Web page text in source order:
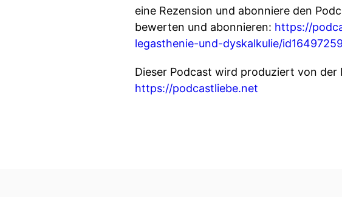
eine Rezension und abonniere den
bewerten und abonnieren: https://
legasthenie-und-dyskalkulie/
Dieser Podcast wird produziert von
https://podcastliebe.net